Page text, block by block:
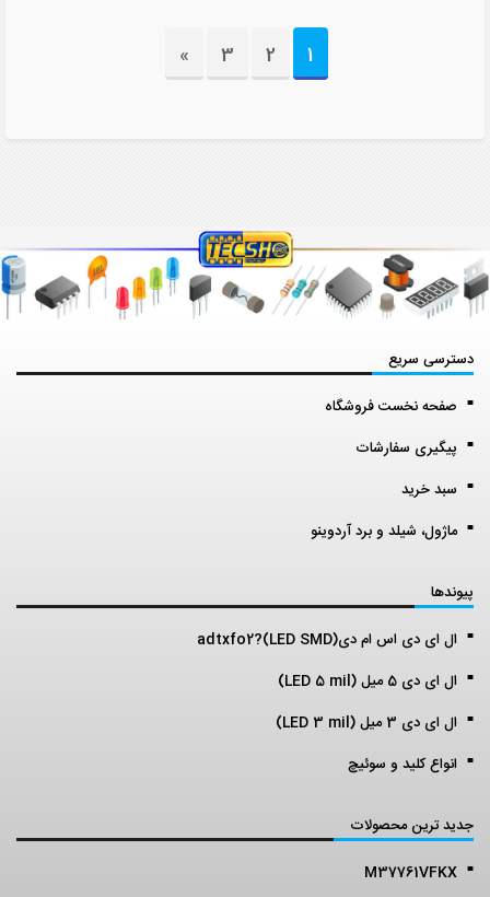
1
2
3
»
دسترسی سریع
صفحه نخست فروشگاه
پیگیری سفارشات
سبد خرید
ماژول، شیلد و برد آردوینو
پیوندها
ال ای دی اس ام دی(LED SMD)?adtxfo2
ال ای دی 5 میل (LED 5 mil)
ال ای دی 3 میل (LED 3 mil)
انواع کلید و سوئیچ
جدید ترین محصولات
M37761VFKX